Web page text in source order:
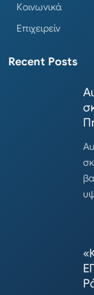
Κοινωνικά
Επιχειρείν
Recent Posts